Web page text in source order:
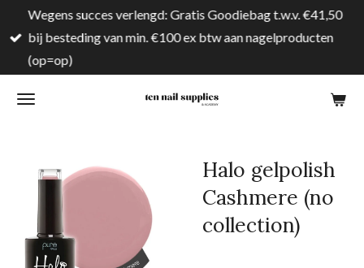
direct
naar
hoofdinhoud
Wegens succes verlengd: Gratis Goodiebag t.w.v. €41,50
bij besteding van min. €100 ex btw aan nagelproducten
(op=op)
Halo gelpolish
Cashmere (no
collection)